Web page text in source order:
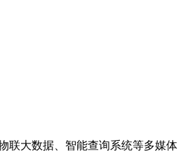
联大数据、智能查询系统等多媒体